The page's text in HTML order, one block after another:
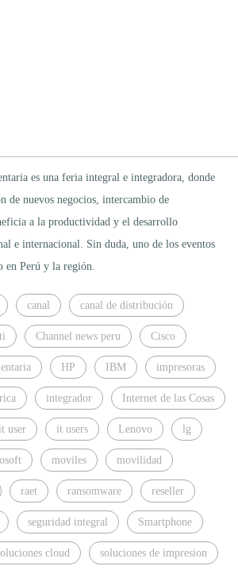
es una feria integral e integradora, donde
de nuevos negocios, intercambio de
a la productividad y el desarrollo
e internacional. Sin duda, uno de los eventos
en Perú y la región.
canal canal de distribución
Channel news peru Cisco
HP IBM impresoras
integrador Internet de las Cosas
it user it users Lenovo lg
moviles movilidad
raet ransomware reseller
seguridad integral Smartphone
cloud soluciones de impresion